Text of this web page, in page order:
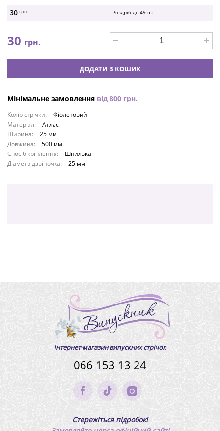
30 грн. Роздріб до 49 шт
30 грн.
ДОДАТИ В КОШИК
Мінімальне замовлення від 800 грн.
Колір стрічки:
Фіолетовий
Матеріал:
Атлас
Ширина:
25 мм
Довжина:
500 мм
Спосіб кріплення:
Шпилька
Діаметр дзвіночка:
25 мм
Інтернет-магазин випускних стрічок
066 153 13 24
Стережіться підробок!